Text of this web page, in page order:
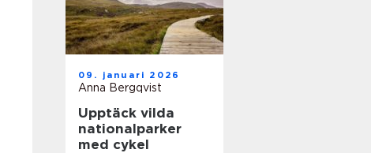
09. januari 2026
Anna Bergqvist
Upptäck vilda
nationalparker
med cykel